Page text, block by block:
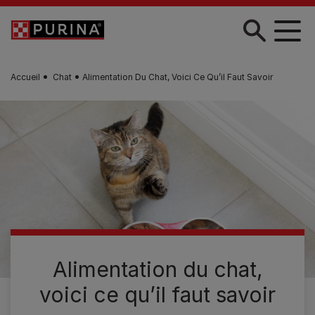
Skip to main content
Accueil Chat Alimentation Du Chat, Voici Ce Qu’il Faut Savoir
Alimentation du chat,
voici ce qu’il faut savoir